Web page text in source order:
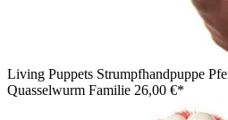
Living Puppets Strumpfhandpuppe
Quasselwurm Familie 26,00 €*